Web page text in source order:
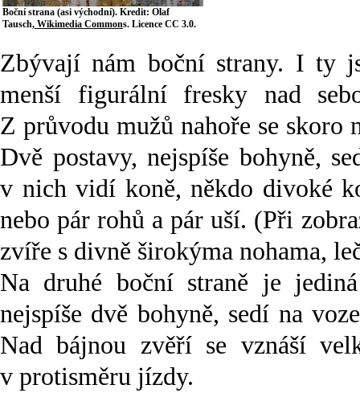
Boční strana (asi východní). Kredit: Olaf
Tausch, Wikimedia Commons. Licence CC 3.0.
Zbývají nám boční strany. I ty
menší figurální fresky nad
Z průvodu mužů nahoře se skoro
Dvě postavy, nejspíše bohyně,
v nich vidí koně, někdo divoké
nebo pár rohů a pár uší. (Při
zvíře s divně širokýma nohama,
Na druhé boční straně je
nejspíše dvě bohyně, sedí na
Nad bájnou zvěří se vznáší
v protisměru jízdy.